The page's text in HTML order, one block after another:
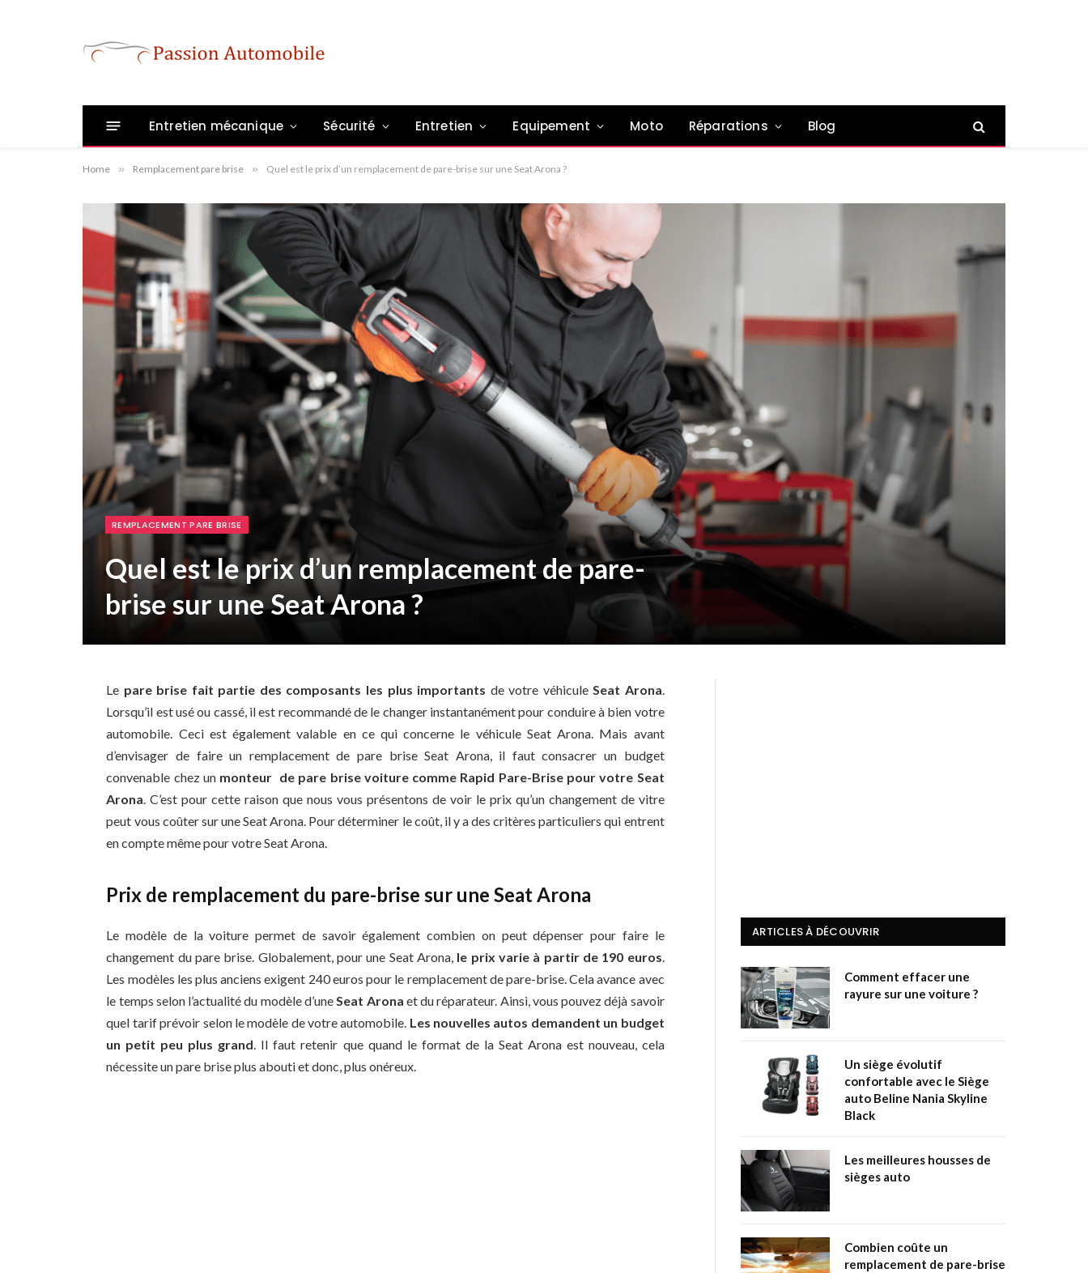
Entretien mécanique Sécurité Entretien Equipement Moto Réparations Blog
Home » Remplacement pare brise » Quel est le prix d’un remplacement de pare-brise sur une Seat Arona ?
REMPLACEMENT PARE BRISE
Quel est le prix d’un remplacement de pare-
brise sur une Seat Arona ?
Le pare brise fait partie des composants les plus importants de votre véhiculeSeat Arona.
Lorsqu’il est usé ou cassé, il est recommandé de le changer instantanément pour conduire à bien votre
automobile. Ceci est également valable en ce qui concerne le véhicule Seat Arona. Mais avant
d’envisager de faire un remplacement de pare brise Seat Arona, il faut consacrer un budget
convenable chez un monteur de pare brise voiture comme Rapid Pare-Brise pour votre Seat
Arona. C’est pour cette raison que nous vous présentons de voir le prix qu’un changement de vitre
peut vous coûter sur une Seat Arona. Pour déterminer le coût, il y a des critères particuliers qui entrent
en compte même pour votre Seat Arona.
Prix de remplacement du pare-brise sur une Seat Arona
Le modèle de la voiture permet de savoir également combien on peut dépenser pour faire le
changement du pare brise. Globalement, pour une Seat Arona, le prix varie à partir de 190 euros
Les modèles les plus anciens exigent 240 euros pour le remplacement de pare-brise. Cela avance avec
le temps selon l’actualité du modèle d’une Seat Arona et du réparateur. Ainsi, vous pouvez déjà savoir
quel tarif prévoir selon le modèle de votre automobile. Les nouvelles autos demandent un budget
un petit peu plus grand . Il faut retenir que quand le format de la Seat Arona est nouveau, cela
nécessite un pare brise plus abouti et donc, plus onéreux.
ARTICLES À DÉCOUVRIR
Comment effacer une
rayure sur une voiture ?
Un siège évolutif
confortable avec le Siège
auto Beline Nania Skyline
Black
Les meilleures housses de
sièges auto
Combien coûte un
remplacement de pare-brise